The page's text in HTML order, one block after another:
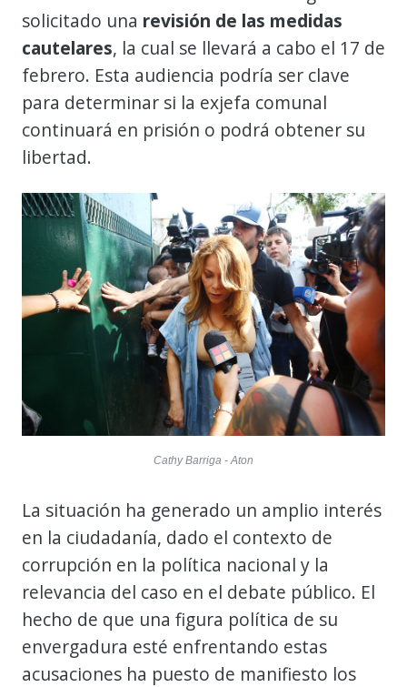
solicitado una revisión de las medidas
cautelares, la cual se llevará a cabo el 17 de
febrero. Esta audiencia podría ser clave
para determinar si la exjefa comunal
continuará en prisión o podrá obtener su
libertad.
Cathy Barriga - Aton
La situación ha generado un amplio interés
en la ciudadanía, dado el contexto de
corrupción en la política nacional y la
relevancia del caso en el debate público. El
hecho de que una figura política de su
envergadura esté enfrentando estas
acusaciones ha puesto de manifiesto los